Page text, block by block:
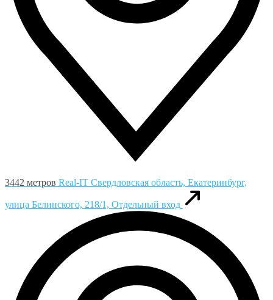
3442 метров Real-IT Свердловская область, Екатеринбург,
улица Белинского, 218/1, Отдельный вход